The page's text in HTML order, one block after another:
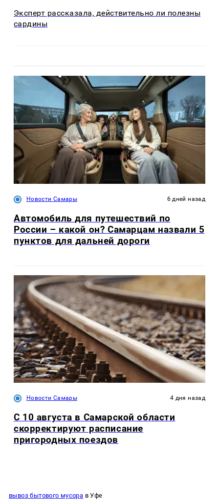
Эксперт рассказала, действительно ли полезны
сардины
Новости Самары 6 дней назад
Автомобиль для путешествий по
России – какой он? Самарцам назвали 5
пунктов для дальней дороги
Новости Самары 4 дня назад
С 10 августа в Самарской области
скорректируют расписание
пригородных поездов
вывоз бытового мусора в Уфе